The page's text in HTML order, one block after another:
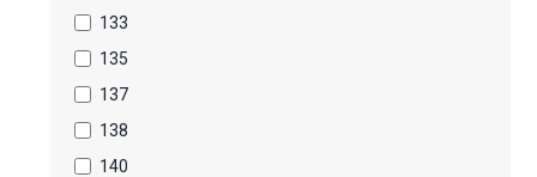
133
135
137
138
140